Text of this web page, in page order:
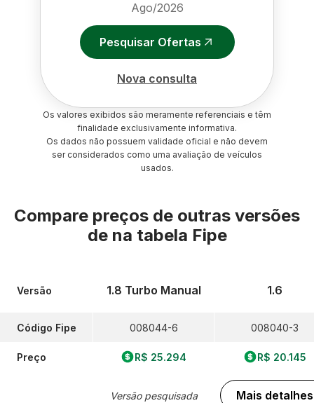
Ago/2026
Pesquisar Ofertas
Nova consulta
Os valores exibidos são meramente referenciais e têm
finalidade exclusivamente informativa.
Os dados não possuem validade oficial e não devem
ser considerados como uma avaliação de veículos
usados.
Compare preços de outras versões
de na tabela Fipe
Versão
Código Fipe
Preço
1.8 Turbo Manual
008044-6
R$ 25.294
Versão pesquisada
1.6
008040-3
R$ 20.145
Mais detalhes